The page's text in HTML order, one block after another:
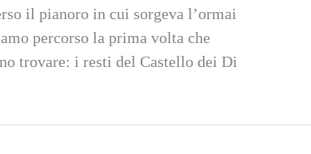
il pianoro in cui sorgeva l’ormai
percorso la prima volta che
trovare: i resti del Castello dei Di